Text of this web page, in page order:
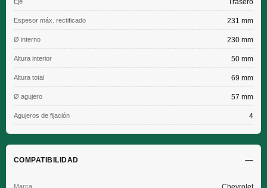
Trasero
Espesor máx. rectificado 231 mm
Ø interno 230 mm
Altura interior 50 mm
Altura total 69 mm
Ø agujero 57 mm
Agujeros de fijación 4
COMPATIBILIDAD